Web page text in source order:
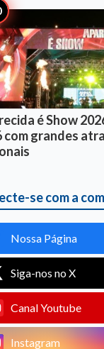
é Show
com grandes
se com a
Nossa Página
Siga-nos no X
Canal Youtube
Instagram